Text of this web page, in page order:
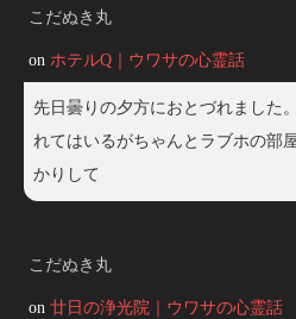
こだぬき丸
on ホテルQ｜ウワサの心霊話
先日曇りの夕方におとづれまし
れてはいるがちゃんとラブホの部
かりして
こだぬき丸
on 廿日の浄光院｜ウワサの心霊話